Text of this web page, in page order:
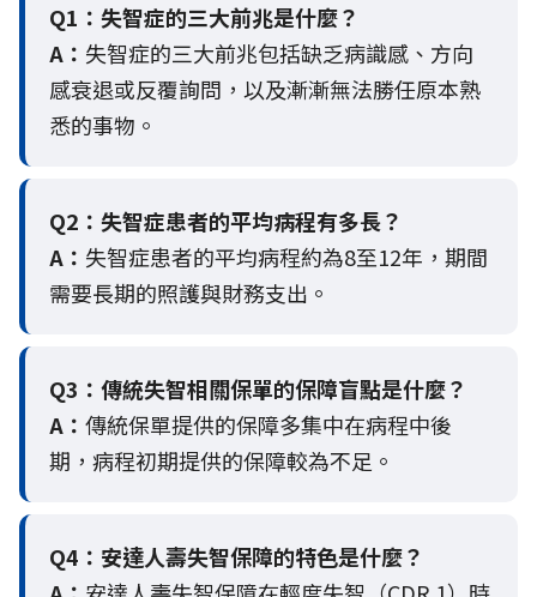
Q1：失智症的三大前兆是什麼？
A： 失智症的三大前兆包括缺乏病識感、方向
感衰退或反覆詢問，以及漸漸無法勝任原本熟
悉的事物。
Q2： 失智症患者的平均病程有多長？
A： 失智症患者的平均病程約為8至12年，期間
需要長期的照護與財務支出。
Q3： 傳統失智相關保單的保障盲點是什麼？
A： 傳統保單提供的保障多集中在病程中後
期，病程初期提供的保障較為不足。
Q4： 安達人壽失智保障的特色是什麼？